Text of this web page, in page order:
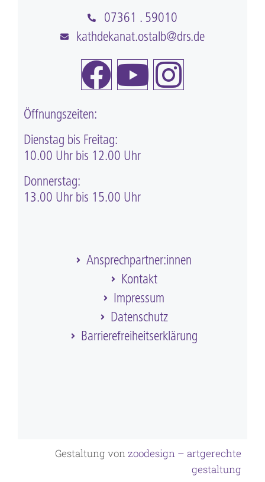
07361 . 59010
kathdekanat.ostalb@drs.de
Öffnungszeiten:
Dienstag bis Freitag:
10.00 Uhr bis 12.00 Uhr
Donnerstag:
13.00 Uhr bis 15.00 Uhr
Ansprechpartner:innen
Kontakt
Impressum
Datenschutz
Barriere­frei­heits­erklärung
Gestaltung von zoodesign – artgerechte
gestaltung